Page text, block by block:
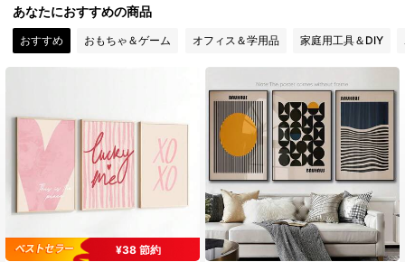
4K フォロワー
4.91 4K フォロワー
あなたにおすすめの商品
おすすめ おもちゃ＆ゲーム オフィス＆学用品 家庭用工具＆DIY
¥38 節約